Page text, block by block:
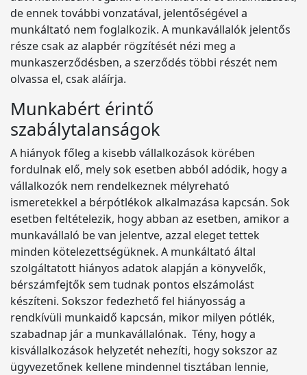
de ennek további vonzatával, jelentőségével a
munkáltató nem foglalkozik. A munkavállalók jelentős
része csak az alapbér rögzítését nézi meg a
munkaszerződésben, a szerződés többi részét nem
olvassa el, csak aláírja.
Munkabért érintő
szabálytalanságok
A hiányok főleg a kisebb vállalkozások körében
fordulnak elő, mely sok esetben abból adódik, hogy a
vállalkozók nem rendelkeznek mélyreható
ismeretekkel a bérpótlékok alkalmazása kapcsán. Sok
esetben feltételezik, hogy abban az esetben, amikor a
munkavállaló be van jelentve, azzal eleget tettek
minden kötelezettségüknek. A munkáltató által
szolgáltatott hiányos adatok alapján a könyvelők,
bérszámfejtők sem tudnak pontos elszámolást
készíteni. Sokszor fedezhető fel hiányosság a
rendkívüli munkaidő kapcsán, mikor milyen pótlék,
szabadnap jár a munkavállalónak. Tény, hogy a
kisvállalkozások helyzetét nehezíti, hogy sokszor az
ügyvezetőnek kellene mindennel tisztában lennie,